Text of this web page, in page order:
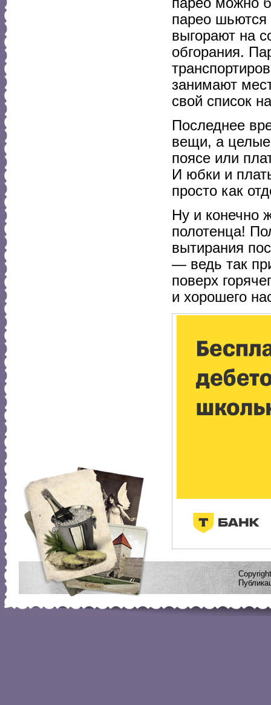
парео шьются
выгорают на
обгорания.
занимают
свой список
Последнее
вещи, а
поясе или
И юбки и
просто как
Ну и конечно
полотенца!
вытирания
— ведь так
поверх
и хорошего